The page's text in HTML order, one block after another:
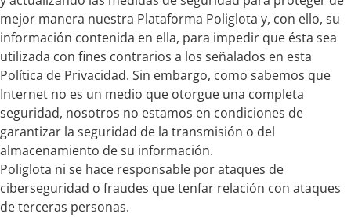
mejor manera nuestra Plataforma Poliglota y, con ello, su
información contenida en ella, para impedir que ésta sea
utilizada con fines contrarios a los señalados en esta
Política de Privacidad. Sin embargo, como sabemos que
Internet no es un medio que otorgue una completa
seguridad, nosotros no estamos en condiciones de
garantizar la seguridad de la transmisión o del
almacenamiento de su información.
Poliglota ni se hace responsable por ataques de
ciberseguridad o fraudes que tenfar relación con ataques
de terceras personas.